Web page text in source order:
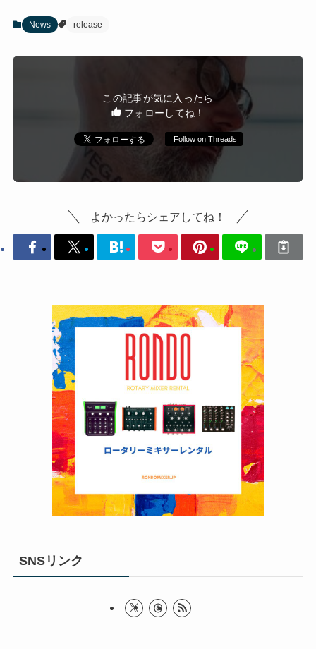
News release
この記事が気に入ったら
フォローしてね！
Follow on Threads
よかったらシェアしてね！
SNSリンク